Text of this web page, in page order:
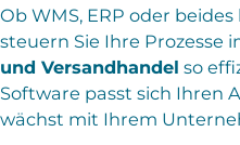
Ob WMS, ERP oder
steuern Sie Ihre Prozesse
und Versandhandel so
Software passt sich Ihren
wächst mit Ihrem